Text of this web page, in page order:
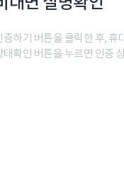
증하기 버튼을 클릭한 후, 휴
태확인 버튼을 누르면 인증